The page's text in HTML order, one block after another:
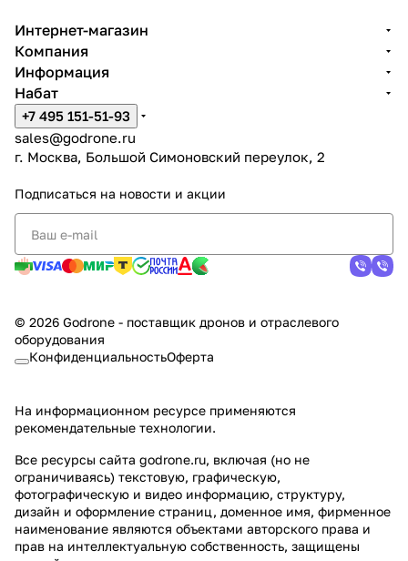
Интернет-магазин
Компания
Информация
Набат
+7 495 151-51-93
sales@godrone.ru
г. Москва, Большой Симоновский переулок, 2
Подписаться на новости и акции
© 2026 Godrone - поставщик дронов и отраслевого
оборудования
КонфиденциальностьОферта
На информационном ресурсе применяются
рекомендательные технологии.
Все ресурсы сайта godrone.ru, включая (но не
ограничиваясь) текстовую, графическую,
фотографическую и видео информацию, структуру,
дизайн и оформление страниц, доменное имя, фирменное
наименование являются объектами авторского права и
прав на интеллектуальную собственность, защищены